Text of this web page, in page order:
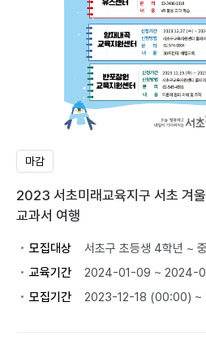
마감
2023 서초미래교육지구 서초 겨
교과서 여행
모집대상
서초구 초등생 4학년 ~
교육기간
2024-01-09 ~ 2024-
모집기간
2023-12-18 (00:00)